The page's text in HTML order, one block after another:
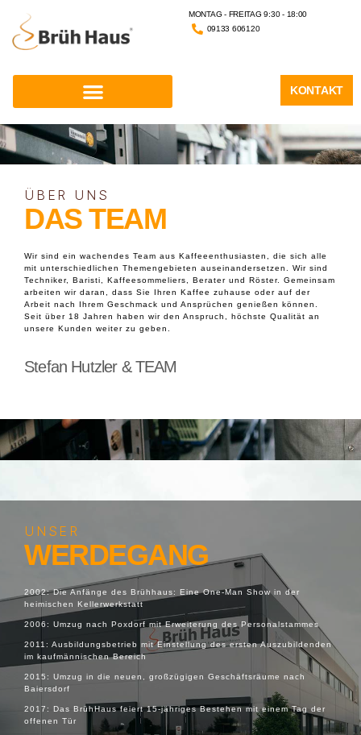
MONTAG - FREITAG 9:30 - 18:00
09133 606120
KONTAKT
ÜBER UNS
DAS TEAM
Wir sind ein wachendes Team aus Kaffeeenthusiasten, die sich alle
mit unterschiedlichen Themengebieten auseinandersetzen. Wir sind
Techniker, Baristi, Kaffeesommeliers, Berater und Röster. Gemeinsam
arbeiten wir daran, dass Sie Ihren Kaffee zuhause oder auf der
Arbeit nach Ihrem Geschmack und Ansprüchen genießen können.
Seit über 18 Jahren haben wir den Anspruch, höchste Qualität an
unsere Kunden weiter zu geben.
Stefan Hutzler & TEAM
UNSER
WERDEGANG
2002: Die Anfänge des Brühhaus: Eine One-Man Show in der
heimischen Kellerwerkstatt
2006: Umzug nach Poxdorf mit Erweiterung des Personalstammes
2011: Ausbildungsbetrieb mit Einstellung des ersten Auszubildenden
im kaufmännischen Bereich
2015: Umzug in die neuen, großzügigen Geschäftsräume nach
Baiersdorf
2017: Das BrühHaus feiert 15-jähriges Bestehen mit einem Tag der
offenen Tür